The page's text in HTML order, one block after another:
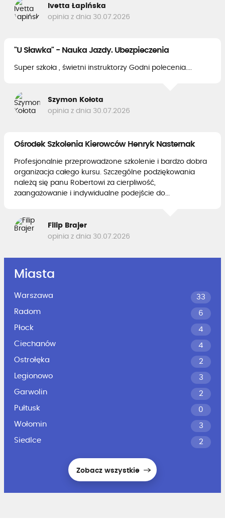
Ivetta Łapińska
opinia z dnia 30.07.2026
"U Sławka" - Nauka Jazdy. Ubezpieczenia
Super szkoła , świetni instruktorzy Godni polecenia....
Szymon Kołota
opinia z dnia 30.07.2026
Ośrodek Szkolenia Kierowców Henryk Nasternak
Profesjonalnie przeprowadzone szkolenie i bardzo dobra
organizacja całego kursu. Szczególne podziękowania
należą się panu Robertowi za cierpliwość,
zaangażowanie i indywidualne podejście do...
Filip Brajer
opinia z dnia 30.07.2026
Miasta
Warszawa
33
Radom
6
Płock
4
Ciechanów
4
Ostrołęka
2
Legionowo
3
Garwolin
2
Pułtusk
0
Wołomin
3
Siedlce
2
Zobacz wszystkie